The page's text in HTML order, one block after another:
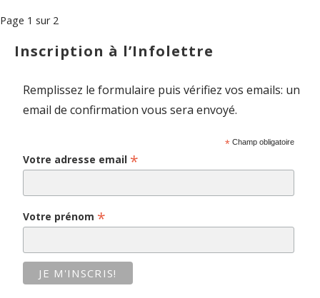
Navigation
Article
Page 1 sur 2
Inscription à l’Infolettre
Remplissez le formulaire puis vérifiez vos emails: un
email de confirmation vous sera envoyé.
* Champ obligatoire
Votre adresse email *
Votre prénom *